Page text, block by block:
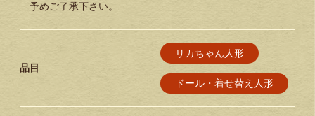
予めご了承下さい。
品目
リカちゃん人形
ドール・着せ替え人形